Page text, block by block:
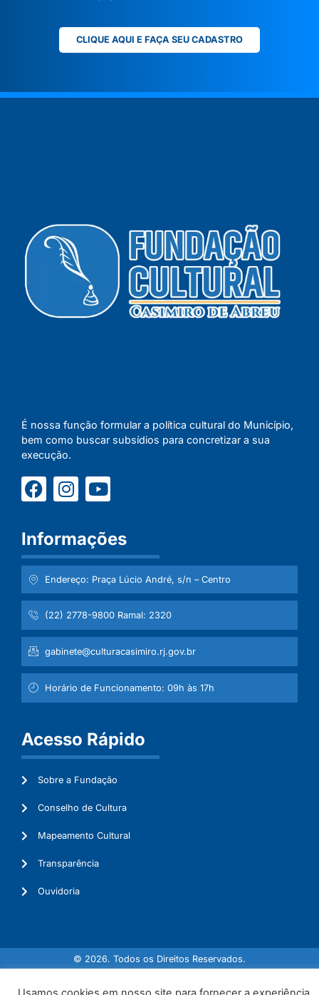
CLIQUE AQUI E FAÇA SEU CADASTRO
É nossa função formular a política cultural do Município,
bem como buscar subsídios para concretizar a sua
execução.
Informações
Endereço: Praça Lúcio André, s/n – Centro
(22) 2778-9800 Ramal: 2320
gabinete@culturacasimiro.rj.gov.br
Horário de Funcionamento: 09h às 17h
Acesso Rápido
Sobre a Fundação
Conselho de Cultura
Mapeamento Cultural
Transparência
Ouvidoria
© 2026. Todos os Direitos Reservados.